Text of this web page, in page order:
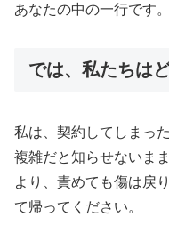
あなたの中の一行です。
では、私たちは
私は、契約してしまっ
複雑だと知らせないま
より、責めても傷は戻
て帰ってください。